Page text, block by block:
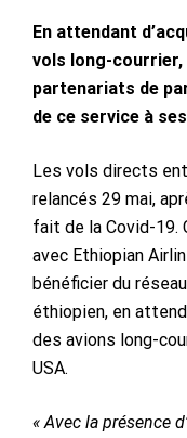
En attendant
vols long-courrier,
partenariats de
de ce service à
Les vols directs
relancés 29 mai,
fait de la Covid-19.
avec Ethiopian
bénéficier du
éthiopien, en
des avions long-
USA.
« Avec la présence